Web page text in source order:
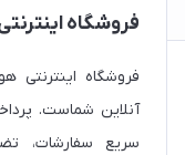
فروشگاه
فروشگاه اینترنتی
آنلاین شماست.
سریع سفارشات،